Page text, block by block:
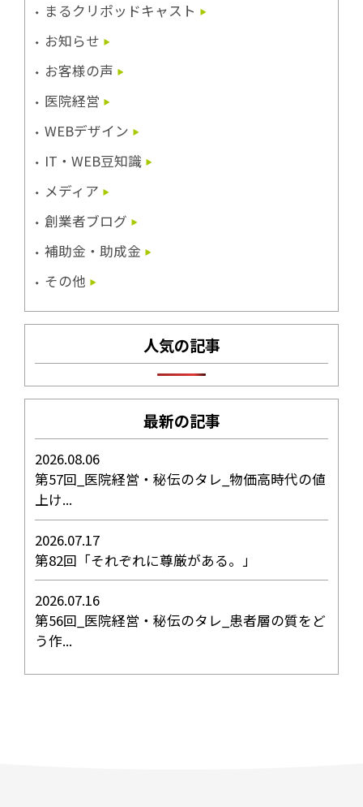
まるクリポッドキャスト
お知らせ
お客様の声
医院経営
WEBデザイン
IT・WEB豆知識
メディア
創業者ブログ
補助金・助成金
その他
人気の記事
最新の記事
2026.08.06
第57回_医院経営・秘伝のタレ_物価高時代の値
上け...
2026.07.17
第82回「それぞれに尊厳がある。」
2026.07.16
第56回_医院経営・秘伝のタレ_患者層の質をど
う作...